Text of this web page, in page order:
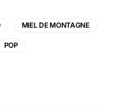
MIEL DE MONTAGNE
POP